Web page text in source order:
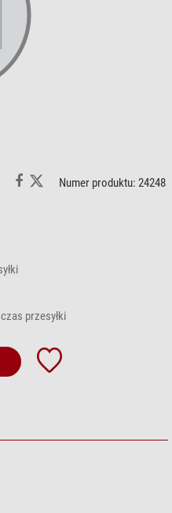
Numer produktu: 24248
przesyłki